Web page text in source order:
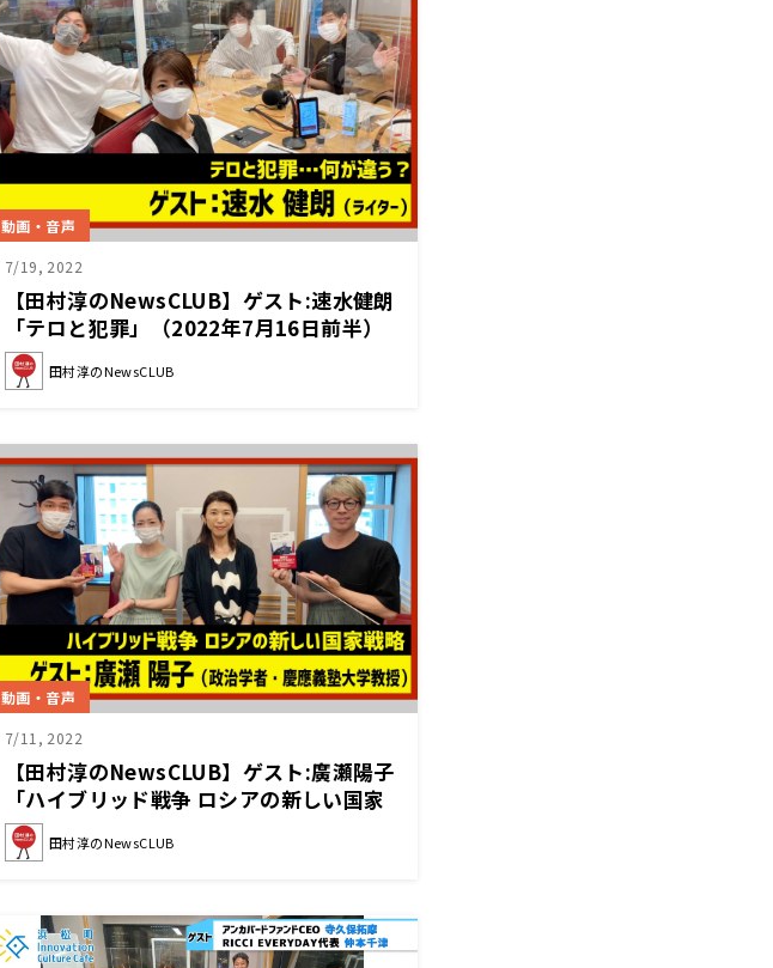
動画・音声
7/19, 2022
【田村淳のNewsCLUB】ゲスト:速水健朗
「テロと犯罪」（2022年7月16日前半）
田村淳のNewsCLUB
動画・音声
7/11, 2022
【田村淳のNewsCLUB】ゲスト:廣瀬陽子
「ハイブリッド戦争 ロシアの新しい国家
戦略」（2022年7月9日後半）
田村淳のNewsCLUB